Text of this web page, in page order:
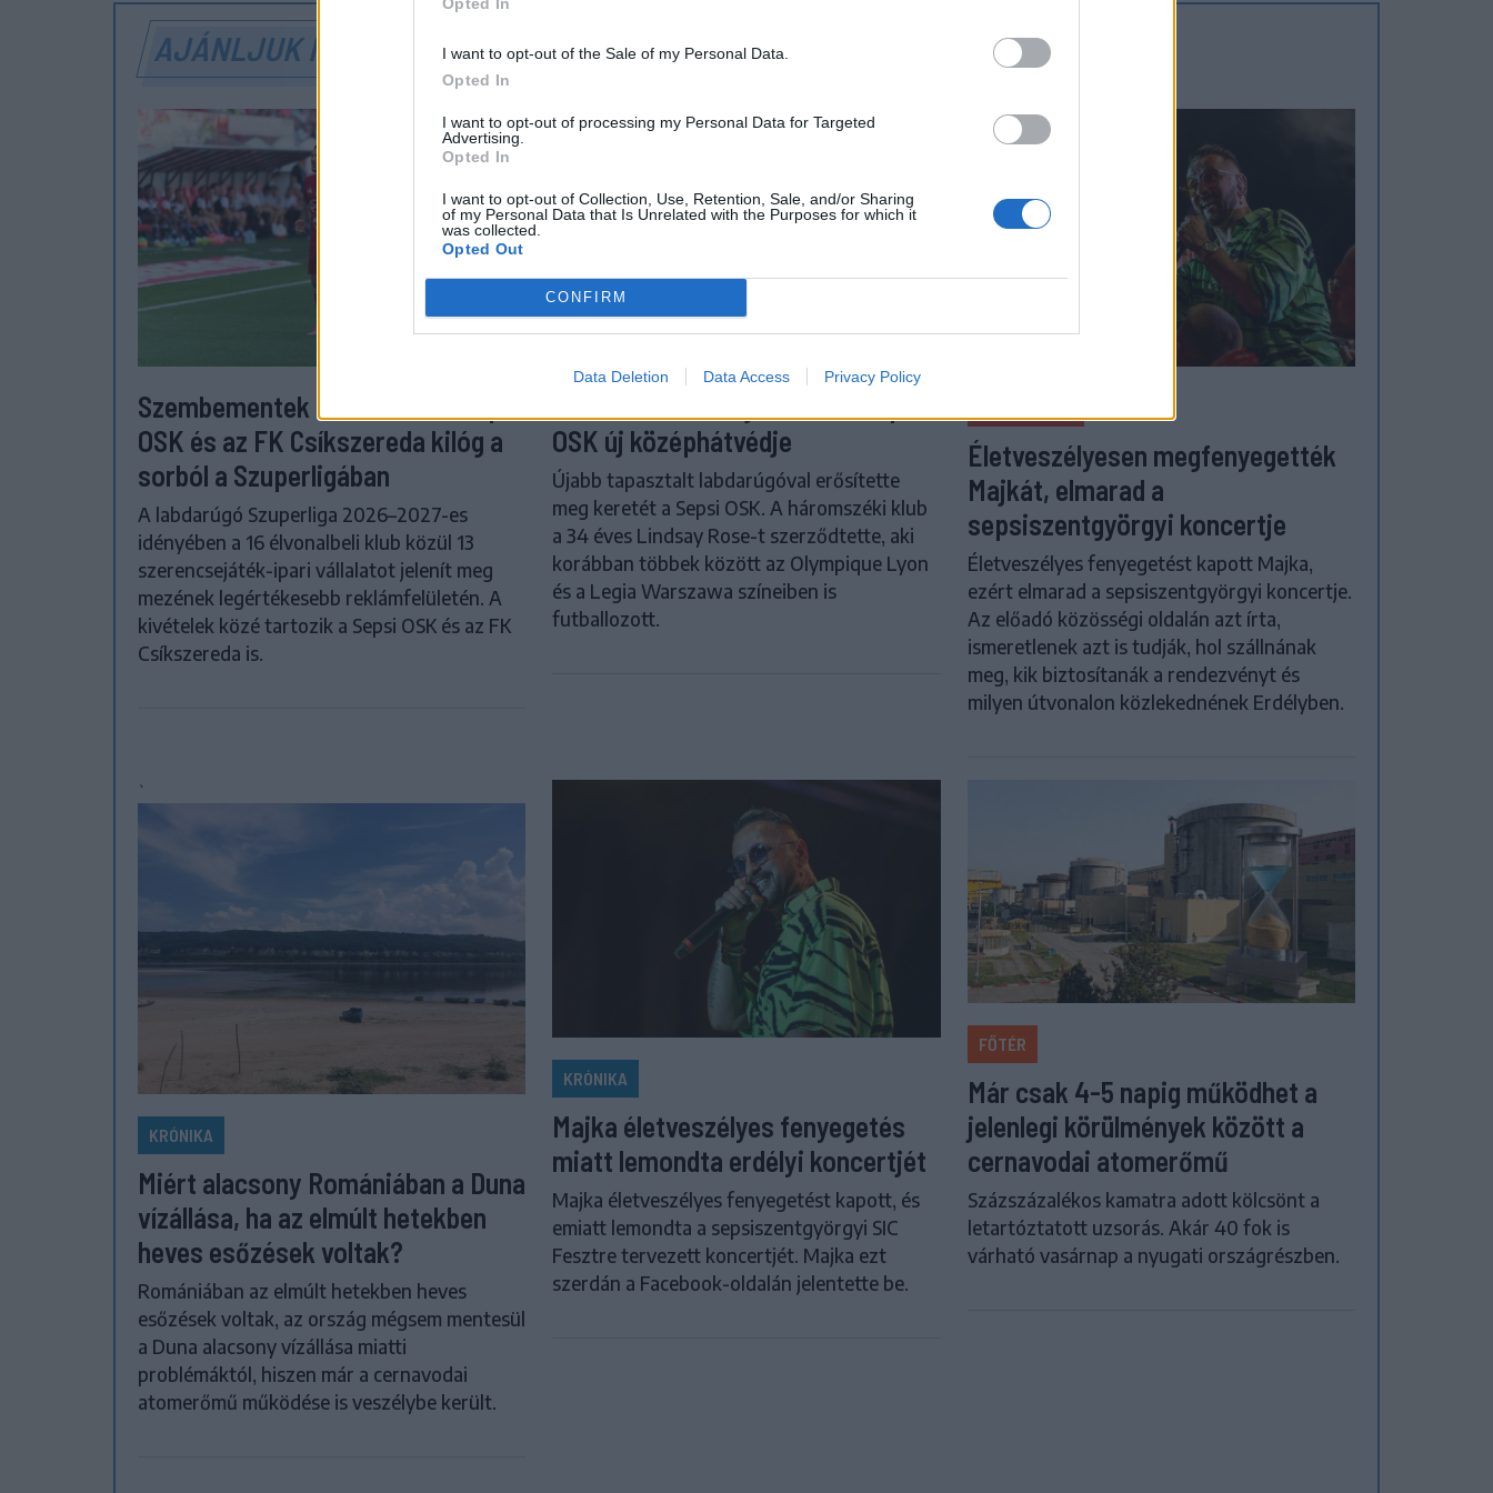
I want to opt-out of the Sale of my Personal Data.
Opted In
I want to opt-out of processing my Personal Data for Targeted
Advertising.
Opted In
I want to opt-out of Collection, Use, Retention, Sale, and/or Sharing
of my Personal Data that Is Unrelated with the Purposes for which it
was collected.
Opted Out
CONFIRM
Data Deletion Data Access Privacy Policy
AJÁNLJUK MÉG
Szembementek a trenddel: a Sepsi
OSK és az FK Csíkszereda kilóg a
sorból a Szuperligában
A labdarúgó Szuperliga 2026–2027-es
idényében a 16 élvonalbeli klub közül 13
szerencsejáték-ipari vállalatot jelenít meg
mezének legértékesebb reklámfelületén. A
kivételek közé tartozik a Sepsi OSK és az FK
Csíkszereda is.
OSK új középhátvédje
Újabb tapasztalt labdarúgóval erősítette
meg keretét a Sepsi OSK. A háromszéki klub
a 34 éves Lindsay Rose-t szerződtette, aki
korábban többek között az Olympique Lyon
és a Legia Warszawa színeiben is
futballozott.
Életveszélyesen megfenyegették
Majkát, elmarad a
sepsiszentgyörgyi koncertje
Életveszélyes fenyegetést kapott Majka,
ezért elmarad a sepsiszentgyörgyi koncertje.
Az előadó közösségi oldalán azt írta,
ismeretlenek azt is tudják, hol szállnának
meg, kik biztosítanák a rendezvényt és
milyen útvonalon közlekednének Erdélyben.
`
KRÓNIKA
Miért alacsony Romániában a Duna
vízállása, ha az elmúlt hetekben
heves esőzések voltak?
Romániában az elmúlt hetekben heves
esőzések voltak, az ország mégsem mentesül
a Duna alacsony vízállása miatti
problémáktól, hiszen már a cernavodai
atomerőmű működése is veszélybe került.
KRÓNIKA
Majka életveszélyes fenyegetés
miatt lemondta erdélyi koncertjét
Majka életveszélyes fenyegetést kapott, és
emiatt lemondta a sepsiszentgyörgyi SIC
Fesztre tervezett koncertjét. Majka ezt
szerdán a Facebook-oldalán jelentette be.
FŐTÉR
Már csak 4-5 napig működhet a
jelenlegi körülmények között a
cernavodai atomerőmű
Százszázalékos kamatra adott kölcsönt a
letartóztatott uzsorás. Akár 40 fok is
várható vasárnap a nyugati országrészben.